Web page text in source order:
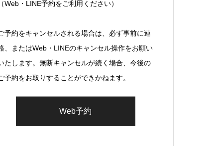
（Web・LINE予約をご利用ください）
予約をキャンセルされる場合は、必ず事前に連
、またはWeb・LINEのキャンセル操作をお願い
たします。無断キャンセルが続く場合、今後の
予約をお取りすることができかねます。
Web予約